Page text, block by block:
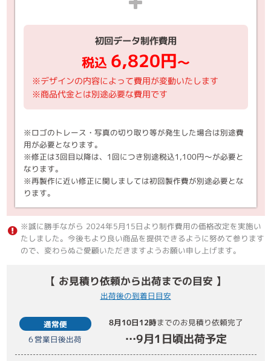
初回データ制作費用
税込 6,820円～
※デザインの内容によって費用が変動いたします
※商品代金とは別途必要な費用です
※ロゴのトレース・写真の切り取り等が発生した場合は別途費
用が必要となります。
※修正は3回目以降は、1回につき別途税込1,100円～が必要と
なります。
※再製作に近い修正に関しましては初回製作費が別途必要とな
ります。
※誠に勝手ながら 2024年5月15日より制作費用の価格改定を実施い
たしました。今後もより良い商品を提供できるように努めて参ります
ので、変わらぬご愛顧いただきますようお願い申し上げます。
【 お見積り依頼から出荷までの目安 】
出荷後の到着日目安
通常便
6営業日後出荷
8月10日12時までのお見積り依頼完了
…9月1日頃出荷予定